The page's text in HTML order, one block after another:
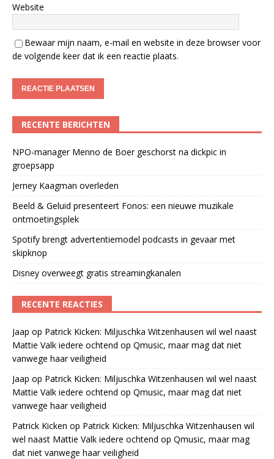
Website
Bewaar mijn naam, e-mail en website in deze browser voor
de volgende keer dat ik een reactie plaats.
RECENTE BERICHTEN
NPO-manager Menno de Boer geschorst na dickpic in
groepsapp
Jerney Kaagman overleden
Beeld & Geluid presenteert Fonos: een nieuwe muzikale
ontmoetingsplek
Spotify brengt advertentiemodel podcasts in gevaar met
skipknop
Disney overweegt gratis streamingkanalen
RECENTE REACTIES
Jaap op Patrick Kicken: Miljuschka Witzenhausen wil wel naast
Mattie Valk iedere ochtend op Qmusic, maar mag dat niet
vanwege haar veiligheid
Jaap op Patrick Kicken: Miljuschka Witzenhausen wil wel naast
Mattie Valk iedere ochtend op Qmusic, maar mag dat niet
vanwege haar veiligheid
Patrick Kicken op Patrick Kicken: Miljuschka Witzenhausen wil
wel naast Mattie Valk iedere ochtend op Qmusic, maar mag
dat niet vanwege haar veiligheid